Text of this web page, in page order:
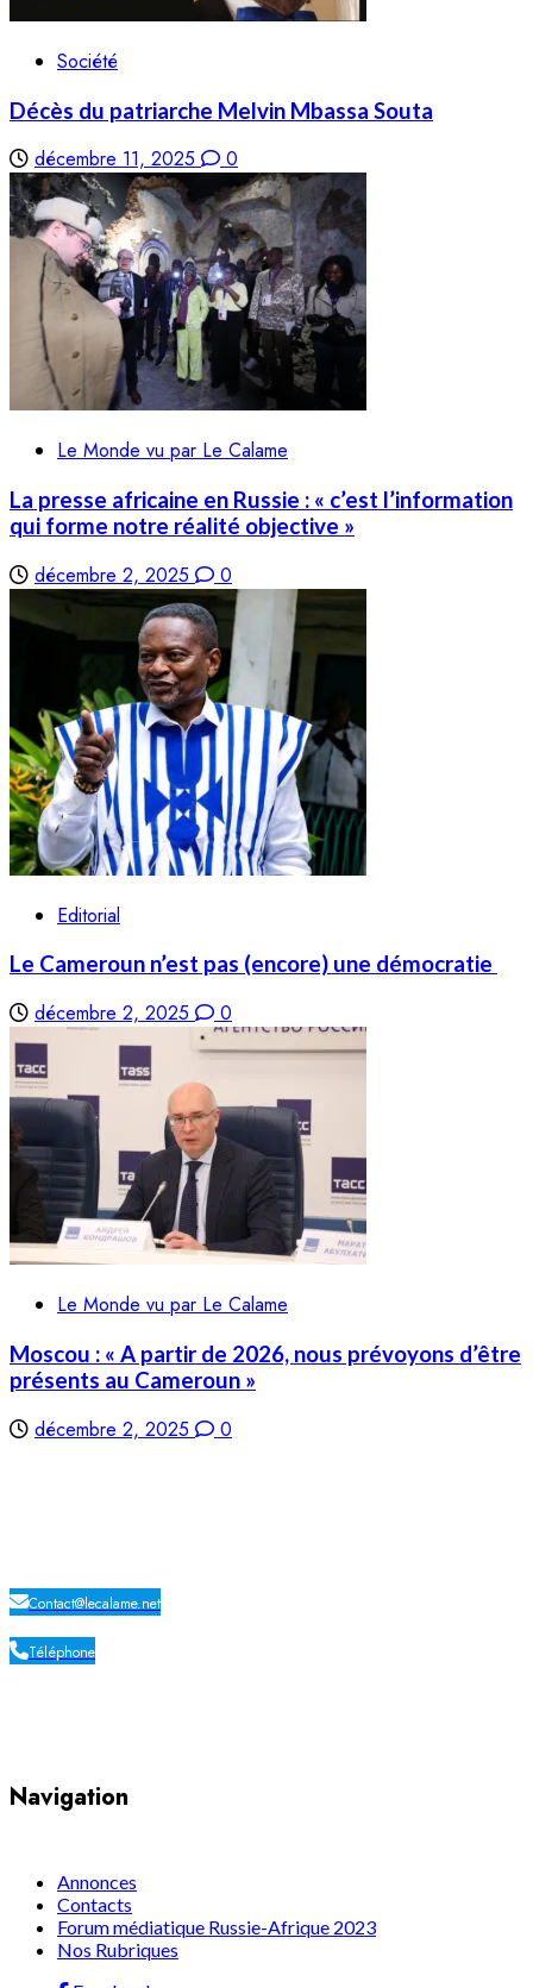
Société
Décès du patriarche Melvin Mbassa Souta
décembre 11, 2025 0
Le Monde vu par Le Calame
La presse africaine en Russie : « c’est l’information
qui forme notre réalité objective »
décembre 2, 2025 0
Editorial
Le Cameroun n’est pas (encore) une démocratie
décembre 2, 2025 0
Le Monde vu par Le Calame
Moscou : « A partir de 2026, nous prévoyons d’être
présents au Cameroun »
décembre 2, 2025 0
Contact@lecalame.net
Téléphone
Navigation
Annonces
Contacts
Forum médiatique Russie-Afrique 2023
Nos Rubriques